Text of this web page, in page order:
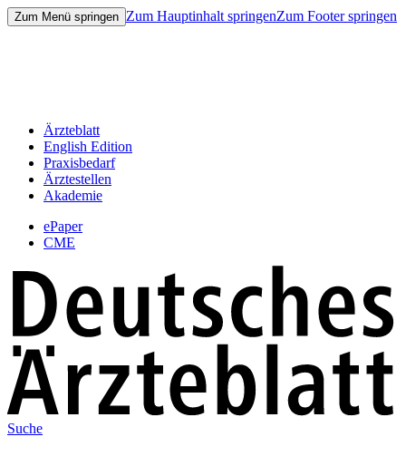
Zum Menü springen Zum Hauptinhalt springenZum Footer springen
Ärzteblatt
English Edition
Praxisbedarf
Ärztestellen
Akademie
ePaper
CME
Suche